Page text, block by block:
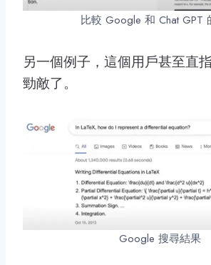
比較 Google 和 Chat GPT
另一個例子，這個用戶甚至直
勁敵了。
Google 搜尋結果